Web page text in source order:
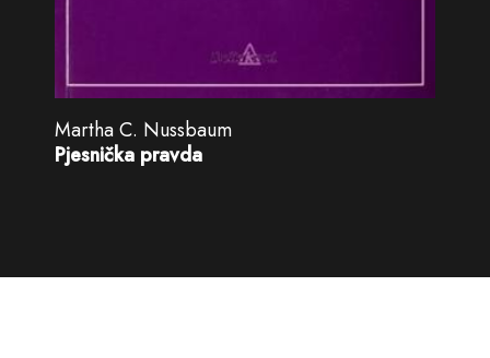
Martha C. Nussbaum
Pjesnička pravda